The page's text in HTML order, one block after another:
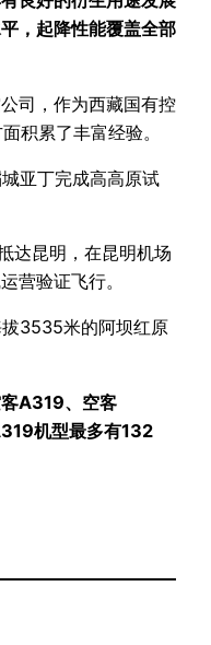
，起降性能覆盖全部
司，作为西藏国有控
积累了丰富经验。
亚丁完成高高原试
达昆明，在昆明机场
营验证飞行。
3535米的阿坝红原
A319、空客
机型最多有132